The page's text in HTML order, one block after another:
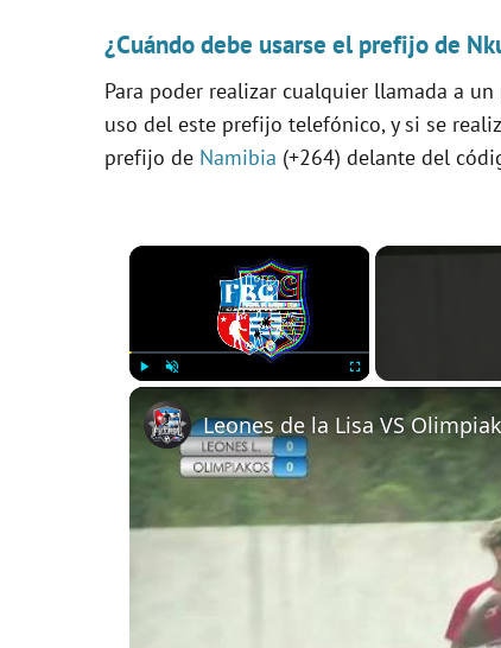
¿Cuándo debe usarse el prefijo de
Para poder realizar cualquier llamada a un
uso del este prefijo telefónico, y si se
prefijo de Namibia (+264) delante del
×
Leones de la Lisa VS